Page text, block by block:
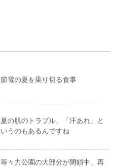
節電の夏を乗り切る食事
夏の肌のトラブル、「汗あれ」と
いうのもあるんですね
等々力公園の大部分が閉鎖中。再